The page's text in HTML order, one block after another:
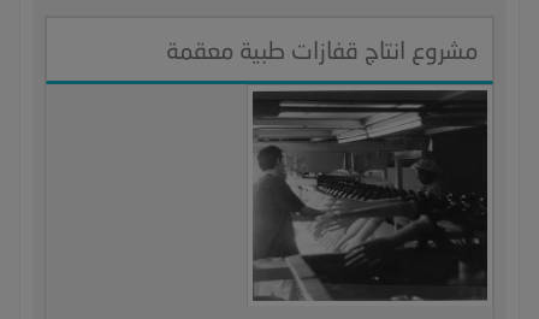
مشروع انتاج قفازات طبية معقمة